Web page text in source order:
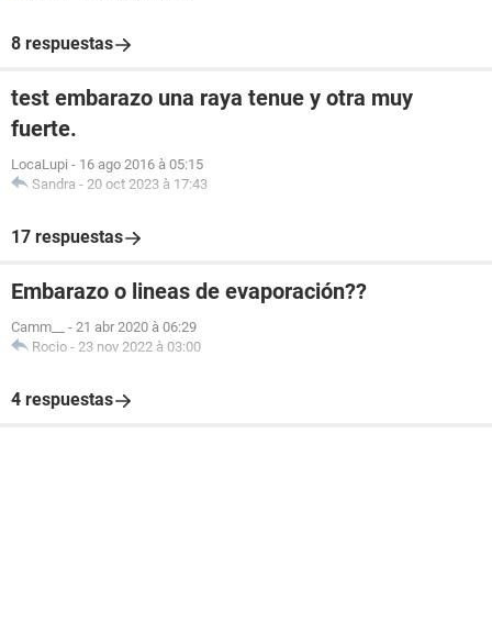
8 respuestas
test embarazo una raya tenue y otra muy
fuerte.
LocaLupi - 16 ago 2016 à 05:15
Sandra - 20 oct 2023 à 17:43
17 respuestas
Embarazo o lineas de evaporación??
Camm__ - 21 abr 2020 à 06:29
Rocio - 23 nov 2022 à 03:00
4 respuestas